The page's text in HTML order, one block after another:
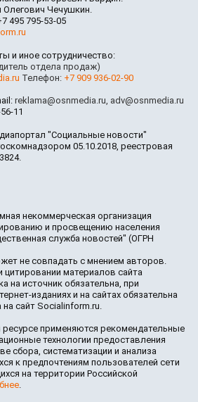
Чечушкин.
495 795-53-05
и иное сотрудничество:
отдела продаж)
Телефон: +7 909 936-02-90
reklama@osnmedia.ru, adv@osnmedia.ru
11
"Социальные новости"
05.10.2018, реестровая
некоммерческая организация
и просвещению населения
служба новостей" (ОГРН
не совпадать с мнением авторов.
цитировании материалов сайта
на источник обязательна, при
изданиях и на сайтах обязательна
сайт Socialinform.ru.
применяются рекомендательные
технологии предоставления
сбора, систематизации и анализа
к предпочтениям пользователей сети
на территории Российской
.